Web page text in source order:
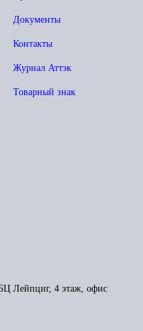
Документы
Контакты
Журнал Аттэк
Товарный знак
Лейпциг, 4 этаж, офис